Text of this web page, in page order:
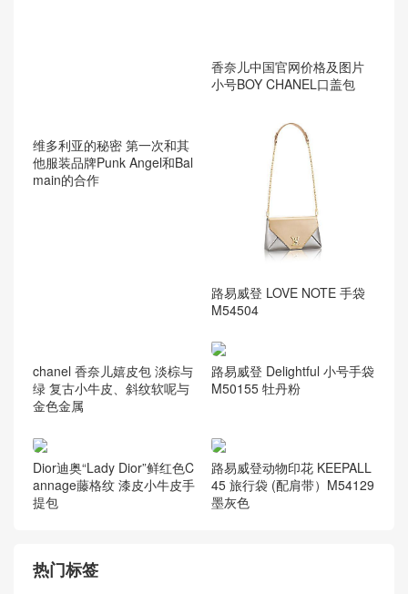
香奈儿中国官网价格及图片
小号BOY CHANEL口盖包
维多利亚的秘密 第一次和其
他服装品牌Punk Angel和Bal
main的合作
路易威登 LOVE NOTE 手袋
M54504
chanel 香奈儿嬉皮包 淡棕与
绿 复古小牛皮、斜纹软呢与
金色金属
路易威登 Delightful 小号手袋
M50155 牡丹粉
Dior迪奥“Lady Dior”鲜红色C
annage藤格纹 漆皮小牛皮手
提包
路易威登动物印花 KEEPALL
45 旅行袋 (配肩带）M54129
墨灰色
热门标签